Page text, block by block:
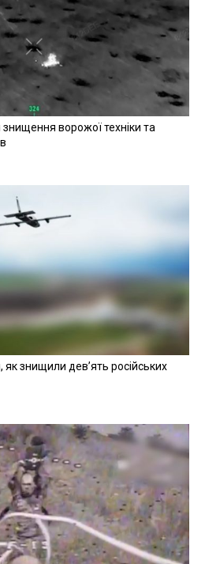
ворожої техніки та
знищили девʼять російських